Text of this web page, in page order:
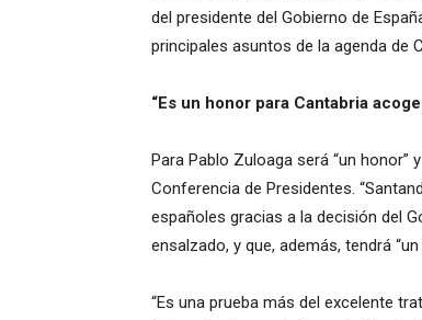
del presidente del Gobierno de
principales asuntos de la agenda de
“Es un honor para Cantabria
Para Pablo Zuloaga será “un honor”
Conferencia de Presidentes.
españoles gracias a la decisión del
ensalzado, y que, además, tendrá
“Es una prueba más del excelente